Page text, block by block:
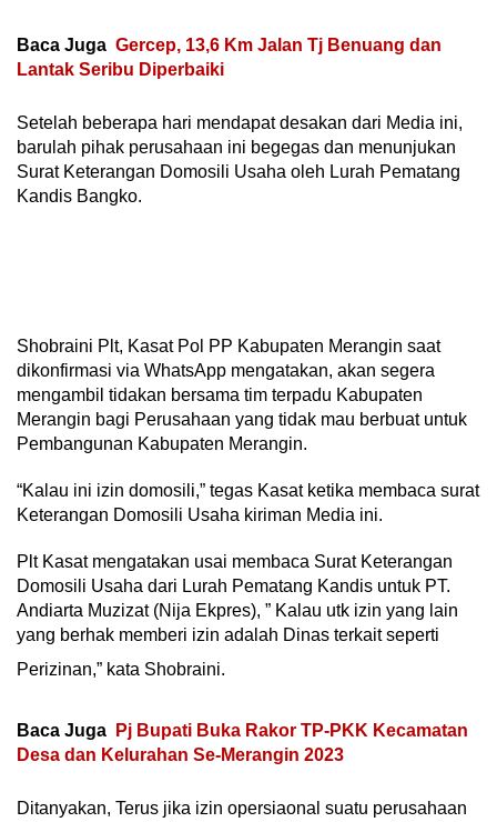
Baca Juga Gercep, 13,6 Km Jalan Tj Benuang dan
Lantak Seribu Diperbaiki
Setelah beberapa hari mendapat desakan dari Media ini,
barulah pihak perusahaan ini begegas dan menunjukan
Surat Keterangan Domosili Usaha oleh Lurah Pematang
Kandis Bangko.
Shobraini Plt, Kasat Pol PP Kabupaten Merangin saat
dikonfirmasi via WhatsApp mengatakan, akan segera
mengambil tidakan bersama tim terpadu Kabupaten
Merangin bagi Perusahaan yang tidak mau berbuat untuk
Pembangunan Kabupaten Merangin.
“Kalau ini izin domosili,” tegas Kasat ketika membaca surat
Keterangan Domosili Usaha kiriman Media ini.
Plt Kasat mengatakan usai membaca Surat Keterangan
Domosili Usaha dari Lurah Pematang Kandis untuk PT.
Andiarta Muzizat (Nija Ekpres), ” Kalau utk izin yang lain
yang berhak memberi izin adalah Dinas terkait seperti
Perizinan,” kata Shobraini.
Baca Juga
Pj Bupati Buka Rakor TP-PKK Kecamatan
Desa dan Kelurahan Se-Merangin 2023
Ditanyakan, Terus jika izin opersiaonal suatu perusahaan